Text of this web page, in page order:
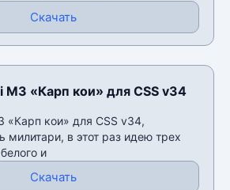
Скачать
«Карп кои» для CSS v34
«Карп кои» для CSS v34,
милитари, в этот раз идею трех
и
Скачать